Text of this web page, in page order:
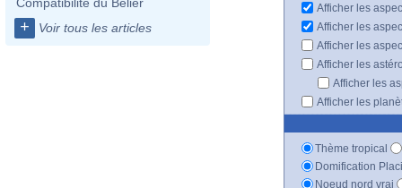
+ Voir tous les articles
Afficher les
Afficher les
Afficher les
Afficher les
Afficher les
Afficher les
Thème tropical
Domification
Noeud nord vrai